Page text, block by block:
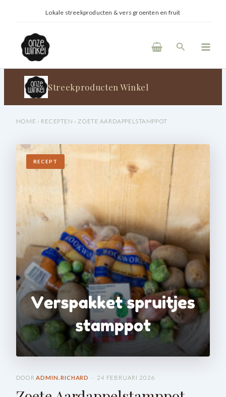
inhoud
Lokale streekproducten & vers groenten en fruit
Zoeken
Menu
Streekproducten Winkel
HOME › RECEPTEN › ZOETE AARDAPPELSTAMPPOT
RECEPT
DOORADMIN.RICHARD · 24 FEBRUARI 2026